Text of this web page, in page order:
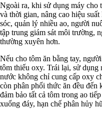
Ngoài ra, khi sử dụng máy cho
và thời gian, nâng cao hiệu
sóc, quản lý nhiều ao, người
tập trung giám sát môi trường,
thường xuyên hơn.
Nếu cho tôm ăn bằng tay,
tôm thiếu oxy. Trái lại, sử dụng
nước không chỉ cung cấp oxy
còn phân phối thức ăn đều đến
đảm bảo tất cả tôm trong ao
xuống đáy, hạn chế phân hủy